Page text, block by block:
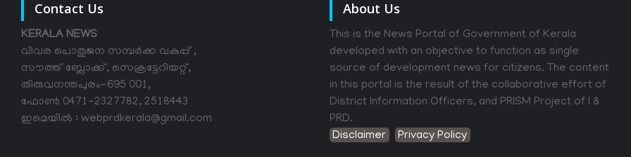
Contact Us
KERALA NEWS
വിവര പൊതുജന സമ്പര്‍ക്ക വകുപ്പ് ,
സൗത്ത് ബ്ലോക്ക്, സെക്രട്ടേറിയറ്റ്,
തിരുവനന്തപുരം-695 001,
ഫോൺ 0471-2327782, 2518443
ഇമെയിൽ : webprdkerala@gmail.com
About Us
This is the News Portal of Government of Kerala
developed with an objective to function as single
source of development news for citizens. The content
in this portal is the result of the collaborative effort of
District Information Officers, and PRISM Project of I &
PRD.
Disclaimer
Privacy Policy